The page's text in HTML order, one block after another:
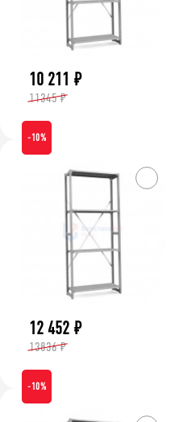
10 211 ₽
11345 ₽
-10%
12 452 ₽
13836 ₽
-10%